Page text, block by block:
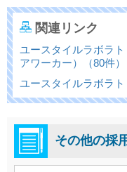
関連リンク
ユースタイルラボラ
アワーカー）（80件）
ユースタイルラボラト
その他の採